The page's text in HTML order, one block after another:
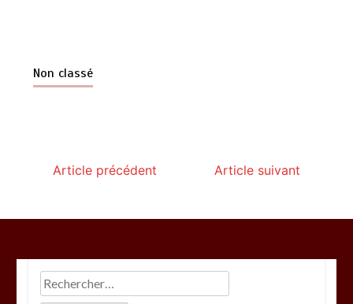
Non classé
Article précédent Article suivant